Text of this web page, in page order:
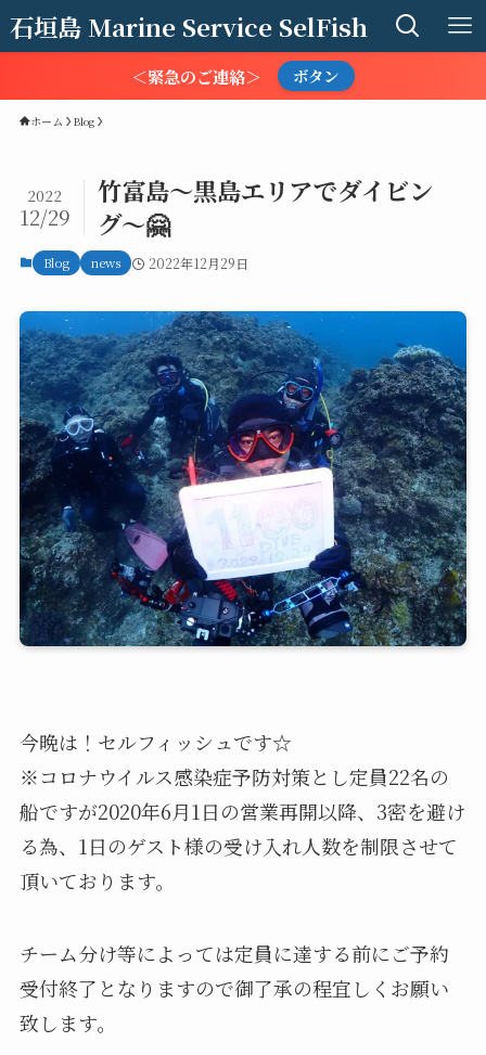
石垣島 Marine Service SelFish
＜緊急のご連絡＞ ボタン
ホーム Blog
竹富島〜黒島エリアでダイビン
グ〜🤗
2022
12/29
Blog news 2022年12月29日
今晩は！セルフィッシュです☆
※コロナウイルス感染症予防対策とし定員22名の
船ですが2020年6月1日の営業再開以降、3密を避け
る為、1日のゲスト様の受け入れ人数を制限させて
頂いております。
チーム分け等によっては定員に達する前にご予約
受付終了となりますので御了承の程宜しくお願い
致します。